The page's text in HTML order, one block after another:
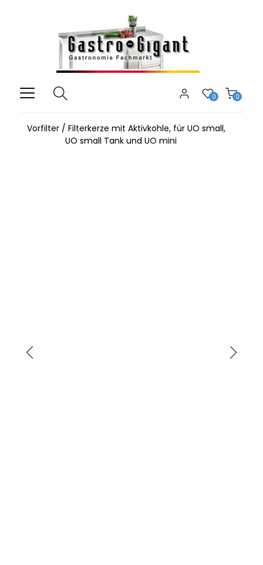
0
0
Vorfilter / Filterkerze mit Aktivkohle, für UO small,
UO small Tank und UO mini